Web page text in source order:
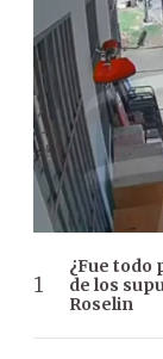
¿Fue todo
de los
Roselin